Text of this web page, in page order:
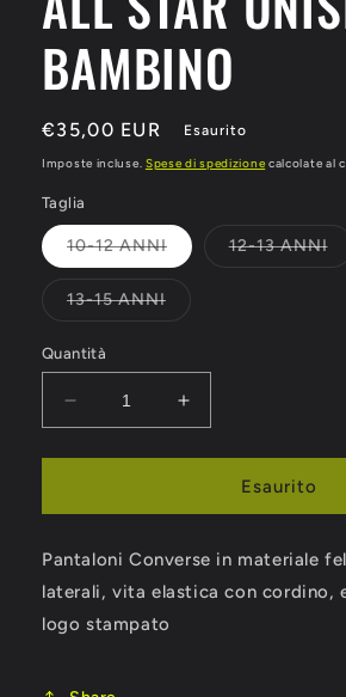
BAMBINO
Prezzo
di
€35,00 EUR Esaurito
Imposte incluse. Spese di spedizione calcolate al
Taglia
10-12 ANNIVariante
esaurita
12-13 ANNI
13-15 ANNIVariante
Quantità
Diminuisci
quantità
per
CONVERSE
STAR
UNISEX
Aumenta
quantità
per
PANTALONI
CONVERSE
STAR
UNISEX
Esaurito
Pantaloni Converse in materiale
laterali, vita elastica con cordino,
logo stampato